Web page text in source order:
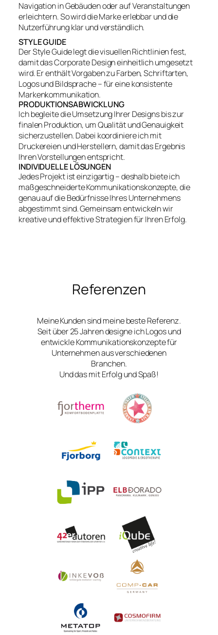
Navigation in Gebäuden oder auf Veranstaltungen
erleichtern. So wird die Marke erlebbar und die
Nutzerführung klar und verständlich.
STYLE GUIDE
Der Style Guide legt die visuellen Richtlinien fest,
damit das Corporate Design einheitlich umgesetzt
wird. Er enthält Vorgaben zu Farben, Schriftarten,
Logos und Bildsprache – für eine konsistente
Markenkommunikation.
PRODUKTIONSABWICKLUNG
Ich begleite die Umsetzung Ihrer Designs bis zur
finalen Produktion, um Qualität und Genauigkeit
sicherzustellen. Dabei koordiniere ich mit
Druckereien und Herstellern, damit das Ergebnis
Ihren Vorstellungen entspricht.
INDIVIDUELLE LÖSUNGEN
Jedes Projekt ist einzigartig – deshalb biete ich
maßgeschneiderte Kommunikationskonzepte, die
genau auf die Bedürfnisse Ihres Unternehmens
abgestimmt sind. Gemeinsam entwickeln wir
kreative und effektive Strategien für Ihren Erfolg.
Referenzen
Meine Kunden sind meine beste Referenz.
Seit über 25 Jahren designe ich Logos und
entwickle Kommunikationskonzepte für
Unternehmen aus verschiedenen
Branchen.
Und das mit Erfolg und Spaß!